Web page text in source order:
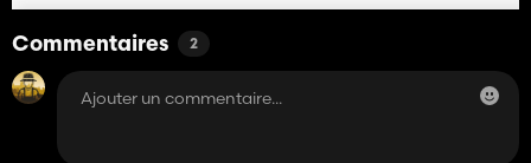
Commentaires 2